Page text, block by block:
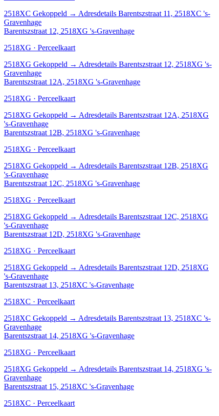
2518XC Gekoppeld → Adresdetails Barentszstraat 11, 2518XC 's-
Gravenhage
Barentszstraat 12, 2518XG 's-Gravenhage
2518XG · Perceelkaart
2518XG Gekoppeld → Adresdetails Barentszstraat 12, 2518XG 's-
Gravenhage
Barentszstraat 12A, 2518XG 's-Gravenhage
2518XG · Perceelkaart
2518XG Gekoppeld → Adresdetails Barentszstraat 12A, 2518XG
's-Gravenhage
Barentszstraat 12B, 2518XG 's-Gravenhage
2518XG · Perceelkaart
2518XG Gekoppeld → Adresdetails Barentszstraat 12B, 2518XG
's-Gravenhage
Barentszstraat 12C, 2518XG 's-Gravenhage
2518XG · Perceelkaart
2518XG Gekoppeld → Adresdetails Barentszstraat 12C, 2518XG
's-Gravenhage
Barentszstraat 12D, 2518XG 's-Gravenhage
2518XG · Perceelkaart
2518XG Gekoppeld → Adresdetails Barentszstraat 12D, 2518XG
's-Gravenhage
Barentszstraat 13, 2518XC 's-Gravenhage
2518XC · Perceelkaart
2518XC Gekoppeld → Adresdetails Barentszstraat 13, 2518XC 's-
Gravenhage
Barentszstraat 14, 2518XG 's-Gravenhage
2518XG · Perceelkaart
2518XG Gekoppeld → Adresdetails Barentszstraat 14, 2518XG 's-
Gravenhage
Barentszstraat 15, 2518XC 's-Gravenhage
2518XC · Perceelkaart